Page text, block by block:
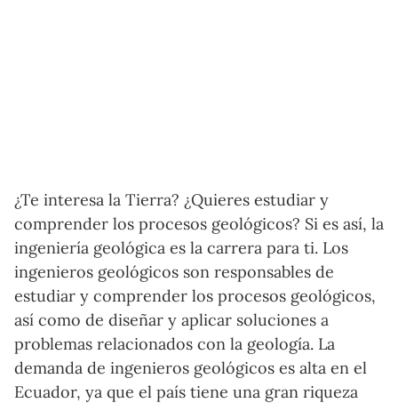
¿Te interesa la Tierra? ¿Quieres estudiar y
comprender los procesos geológicos? Si es así, la
ingeniería geológica es la carrera para ti. Los
ingenieros geológicos son responsables de
estudiar y comprender los procesos geológicos,
así como de diseñar y aplicar soluciones a
problemas relacionados con la geología. La
demanda de ingenieros geológicos es alta en el
Ecuador, ya que el país tiene una gran riqueza